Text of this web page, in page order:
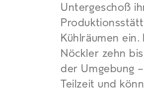
Untergeschoß
Kühlräumen
Nöckler zehn
der Umgebung
Teilzeit und